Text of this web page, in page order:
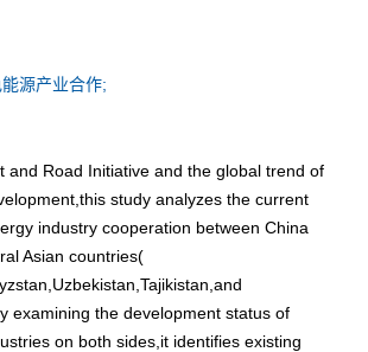
源产业合作;
and Road Initiative and the global trend of
study analyzes the current
industry cooperation between China
Asian countries(
examining the development status of
on both sides,it identifies existing